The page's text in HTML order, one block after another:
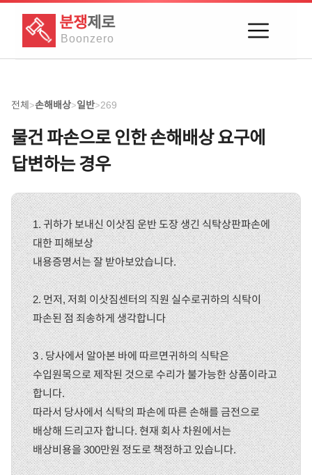
분쟁제로
Boonzero
전체>손해배상>일반>269
물건 파손으로 인한 손해배상 요구에
답변하는 경우
1. 귀하가 보내신 이삿짐 운반 도장 생긴 식탁상판파손에
대한 피해보상
내용증명서는 잘 받아보았습니다.
2. 먼저, 저희 이삿짐센터의 직원 실수로귀하의 식탁이
파손된 점 죄송하게 생각합니다
3 . 당사에서 알아본 바에 따르면귀하의 식탁은
수입원목으로 제작된 것으로 수리가 불가능한 상품이라고
합니다.
따라서 당사에서 식탁의 파손에 따른 손해를 금전으로
배상해 드리고자 합니다. 현재 회사 차원에서는
배상비용을 300만원 정도로 책정하고 있습니다.